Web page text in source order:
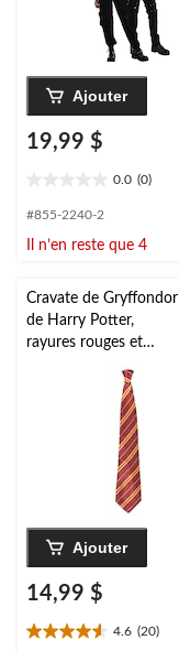
Ajouter
19,99 $
0.0 (0)
étoile(s)
5.
#855-2240-2
Il n’en reste que 4
Cravate de Gryffondor
de Harry Potter,
rayures rouges et
accessoire de costume
Ajouter
14,99 $
4.6 (20)
4.6